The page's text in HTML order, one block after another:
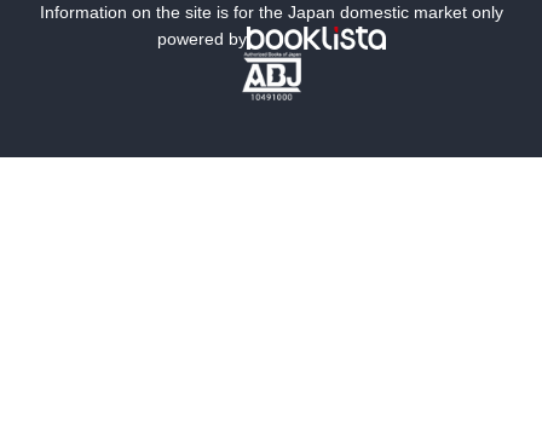
ミステリー SF
文学
Information on the site is for the Japan domestic market only
powered by